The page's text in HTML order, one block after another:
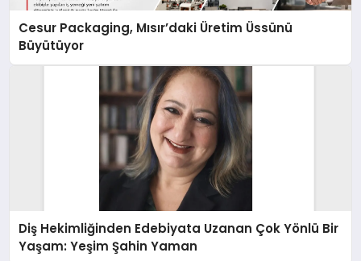
Cesur Packaging, Mısır’daki Üretim Üssünü
Büyütüyor
Diş Hekimliğinden Edebiyata Uzanan Çok Yönlü Bir
Yaşam: Yeşim Şahin Yaman